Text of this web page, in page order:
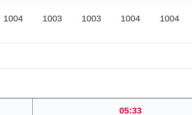
1004 1003 1003 1004 1004
05:33